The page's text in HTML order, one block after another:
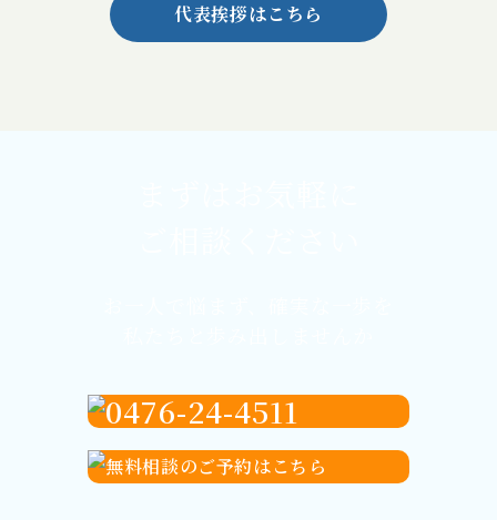
代表挨拶はこちら